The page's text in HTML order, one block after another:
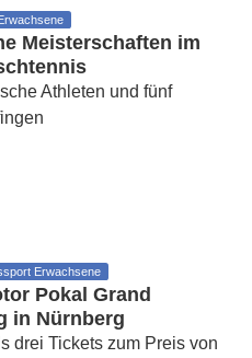
Meisterschaften im
Athleten und fünf
Erwachsene
Pokal Grand
in Nürnberg
drei Tickets zum Preis von